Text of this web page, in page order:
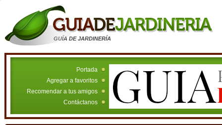
GUÍA DE JARDINERÍA
Portada
Agregar a favoritos
Recomendar a tus amigos
Contáctanos